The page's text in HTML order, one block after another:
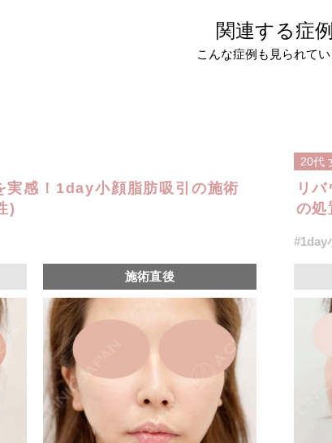
関連する症例
こんな症例も見られて
実感！1day小顔脂肪吸引の施術
)
施術直後
20代
リ
の処
#1day